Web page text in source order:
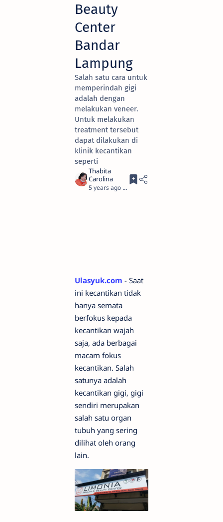
Beauty
Center
Bandar
Lampung
Salah satu cara untuk
memperindah gigi
adalah dengan
melakukan veneer.
Untuk melakukan
treatment tersebut
dapat dilakukan di
klinik kecantikan
seperti
5 years ago 2
Ulasyuk.com - Saat
ini kecantikan tidak
hanya semata
berfokus kepada
kecantikan wajah
saja, ada berbagai
macam fokus
kecantikan. Salah
satunya adalah
kecantikan gigi, gigi
sendiri merupakan
salah satu organ
tubuh yang sering
dilihat oleh orang
lain.